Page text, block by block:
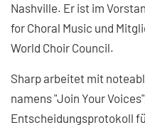
Nashville. Er ist im
for Choral Music und
World Choir Council.
Sharp arbeitet mit
namens "Join Your
Entscheidungsprotokoll